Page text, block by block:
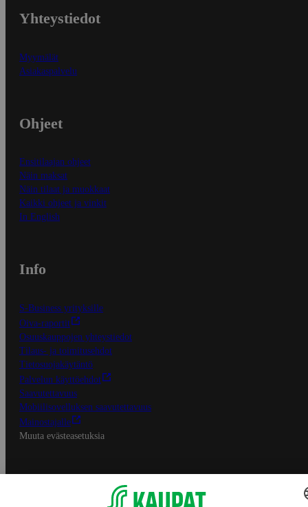
Yhteystiedot
Myymälät
Asiakaspalvelu
Ohjeet
Ensitilaajan ohjeet
Näin maksat
Näin tilaat ja muokkaat
Kaikki ohjeet ja vinkit
In English
Info
S-Business yrityksille
Oiva-raportit
Osuuskauppojen yhteystiedot
Tilaus- ja toimitusehdot
Tietosuojakäytäntö
Palvelun käyttöehdot
Saavutettavuus
Mobiilisovelluksen saavutettavuus
Mainostajalle
Muuta evästeasetuksia
S-ryhmän palvelut